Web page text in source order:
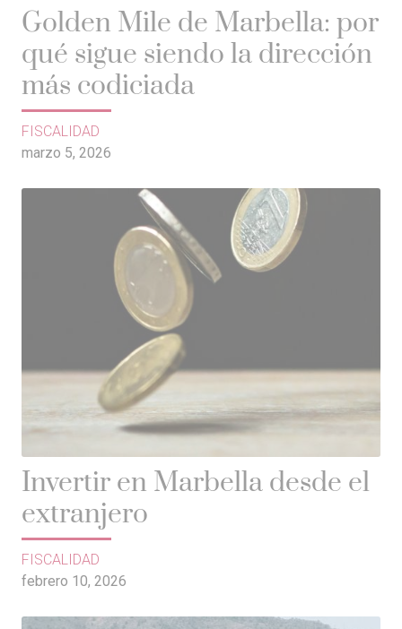
Golden Mile de Marbella: por
qué sigue siendo la dirección
más codiciada
marzo 5, 2026
FISCALIDAD
Invertir en Marbella desde el
extranjero
febrero 10, 2026
FISCALIDAD